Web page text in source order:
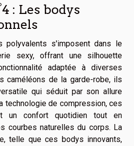
: Les bodys
polyvalents s'imposent dans le
sexy, offrant une silhouette
adaptée à diverses
caméléons de la garde-robe, ils
qui séduit par son allure
technologie de compression, ces
un confort quotidien tout en
courbes naturelles du corps. La
telle que ces bodys innovants,